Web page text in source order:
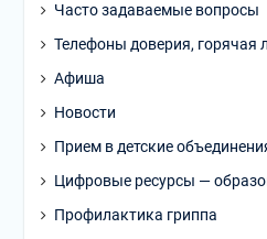
Часто задаваемые вопросы
Телефоны доверия, горячая
Афиша
Новости
Прием в детские
Цифровые ресурсы —
Профилактика гриппа